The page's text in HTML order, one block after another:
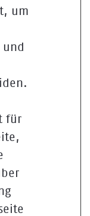
um
und
für